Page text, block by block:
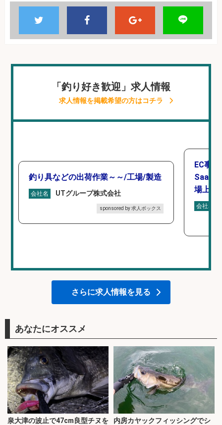
「釣り好き歓迎」求人情報
求人情報を掲載希望の方はコチラ
釣り具などの出荷作業～～/工場/製造
会社名 UTグループ株式会社
sponsored by 求人ボックス
EC事
SaaS
場上場
会社名
さらに求人情報を見る
あなたにオススメ
泉大津の波止で47cm良型チヌを
内房カヤックフィッシングでシ